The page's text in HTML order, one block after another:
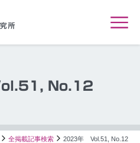
No.12
全掲載記事検索 2023年 Vol.51, No.12